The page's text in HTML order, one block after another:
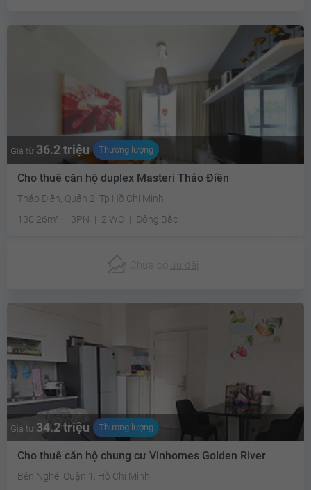
Giá từ 36.2 triệu Thương lượng
Cho thuê căn hộ duplex Masteri Thảo Điền
Thảo Điền, Quận 2, Tp Hồ Chí Minh
130.26m²
3PN 2 WC Đông Bắc
Chưa có ưu đãi
Giá từ 34.2 triệu Thương lượng
Cho thuê căn hộ chung cư Vinhomes Golden River
Bến Nghé, Quận 1, Hồ Chí Minh